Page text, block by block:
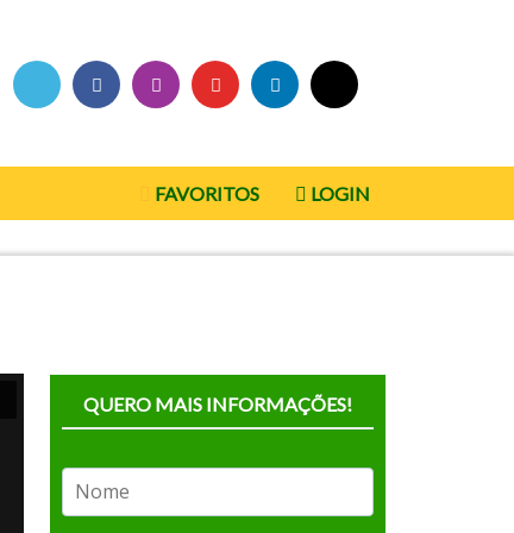
FAVORITOS LOGIN
QUERO MAIS INFORMAÇÕES!